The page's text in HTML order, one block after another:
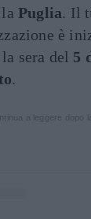
Puglia. Il
è
la sera del 5
.